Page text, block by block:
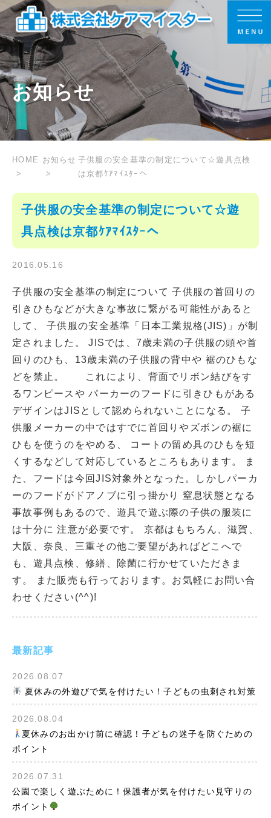
お知らせ
HOME お知らせ 子供服の安全基準の制定について☆遊具点検
は京都ｹｱﾏｲｽﾀｰへ
最新記事
2026.08.07
夏休みの外遊びで気を付けたい！子どもの虫刺され対策
2026.08.04
夏休みのお出かけ前に確認！子どもの迷子を防ぐための
ポイント
2026.07.31
公園で楽しく遊ぶために！保護者が気を付けたい見守りの
ポイント
子供服の安全基準の制定について☆遊
具点検は京都ｹｱﾏｲｽﾀｰへ
2016.05.16
子供服の安全基準の制定について 子供服の首回りの
引きひもなどが大きな事故に繋がる可能性があると
して、 子供服の安全基準「日本工業規格(JIS)」が制
定されました。 JISでは、7歳未満の子供服の頭や首
回りのひも、13歳未満の子供服の背中や 裾のひもな
どを禁止。 これにより、背面でリボン結びをす
るワンピースや パーカーのフードに引きひもがある
デザインはJISとして認められないことになる。 子
供服メーカーの中ではすでに首回りやズボンの裾に
ひもを使うのをやめる、 コートの留め具のひもを短
くするなどして対応しているところもあります。 ま
た、フードは今回JIS対象外となった。しかしパーカ
ーのフードがドアノブに引っ掛かり 窒息状態となる
事故事例もあるので、遊具で遊ぶ際の子供の服装に
は十分に 注意が必要です。 京都はもちろん、滋賀、
大阪、奈良、三重その他ご要望があればどこへで
も、遊具点検、修繕、除菌に行かせていただきま
す。 また販売も行っております。お気軽にお問い合
わせください(^^)!